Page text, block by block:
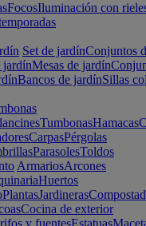
FocosIluminación con
Set de jardínConjuntos
jardínMesas de jardín
Bancos de jardínSillas
TumbonasHamacas
CarpasPérgolas
ParasolesToldos
ArmariosArcones
Huertos
PlantasJardineras
Cocina de exterior
y fuentesEstatuas